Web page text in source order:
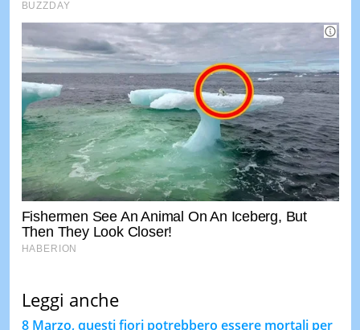
Leggi anche
8 Marzo, questi fiori potrebbero essere mortali per